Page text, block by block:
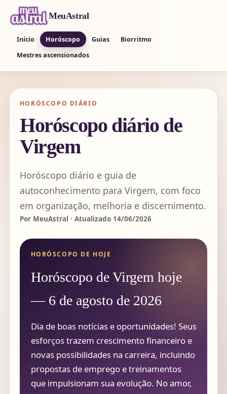
MeuAstral
Início Horóscopo Guias
Biorritmo
Mestres ascensionados
HORÓSCOPO DIÁRIO
Horóscopo diário de
Virgem
Horóscopo diário e guia de
autoconhecimento para Virgem, com foco
em organização, melhoria e discernimento.
Por MeuAstral · Atualizado 14/06/2026
HORÓSCOPO DE HOJE
Horóscopo de Virgem hoje
— 6 de agosto de 2026
Dia de boas notícias e oportunidades! Seus
esforços trazem crescimento financeiro e
novas possibilidades na carreira, incluindo
propostas de emprego e treinamentos
que impulsionam sua evolução. No amor,